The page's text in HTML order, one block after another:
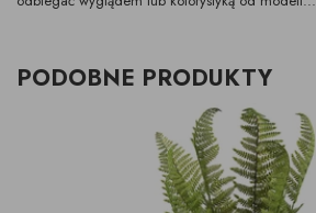
PODOBNE PRODUKTY